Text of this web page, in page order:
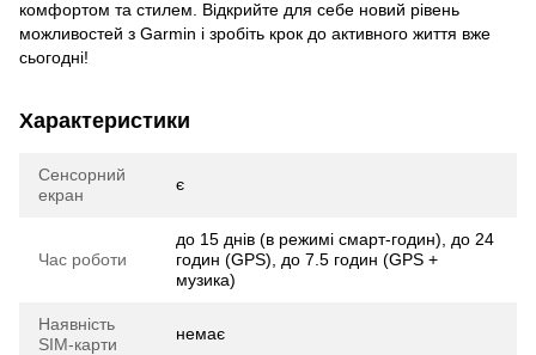
комфортом та стилем. Відкрийте для себе новий рівень
можливостей з Garmin і зробіть крок до активного життя вже
сьогодні!
Характеристики
Сенсорний
екран
є
Час роботи
до 15 днів (в режимі смарт-годин), до 24
годин (GPS), до 7.5 годин (GPS +
музика)
Наявність
SIM-карти
немає